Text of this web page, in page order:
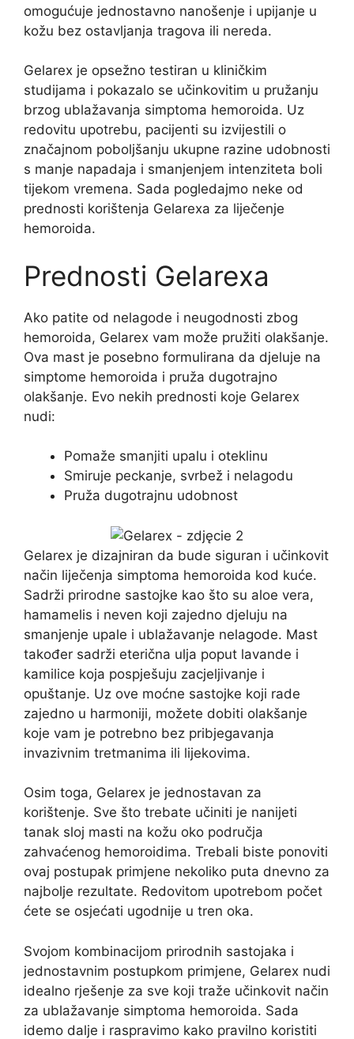
omogućuje jednostavno nanošenje i upijanje u
kožu bez ostavljanja tragova ili nereda.
Gelarex je opsežno testiran u kliničkim
studijama i pokazalo se učinkovitim u pružanju
brzog ublažavanja simptoma hemoroida. Uz
redovitu upotrebu, pacijenti su izvijestili o
značajnom poboljšanju ukupne razine udobnosti
s manje napadaja i smanjenjem intenziteta boli
tijekom vremena. Sada pogledajmo neke od
prednosti korištenja Gelarexa za liječenje
hemoroida.
Prednosti Gelarexa
Ako patite od nelagode i neugodnosti zbog
hemoroida, Gelarex vam može pružiti olakšanje.
Ova mast je posebno formulirana da djeluje na
simptome hemoroida i pruža dugotrajno
olakšanje. Evo nekih prednosti koje Gelarex
nudi:
Pomaže smanjiti upalu i oteklinu
Smiruje peckanje, svrbež i nelagodu
Pruža dugotrajnu udobnost
Gelarex je dizajniran da bude siguran i učinkovit
način liječenja simptoma hemoroida kod kuće.
Sadrži prirodne sastojke kao što su aloe vera,
hamamelis i neven koji zajedno djeluju na
smanjenje upale i ublažavanje nelagode. Mast
također sadrži eterična ulja poput lavande i
kamilice koja pospješuju zacjeljivanje i
opuštanje. Uz ove moćne sastojke koji rade
zajedno u harmoniji, možete dobiti olakšanje
koje vam je potrebno bez pribjegavanja
invazivnim tretmanima ili lijekovima.
Osim toga, Gelarex je jednostavan za
korištenje. Sve što trebate učiniti je nanijeti
tanak sloj masti na kožu oko područja
zahvaćenog hemoroidima. Trebali biste ponoviti
ovaj postupak primjene nekoliko puta dnevno za
najbolje rezultate. Redovitom upotrebom počet
ćete se osjećati ugodnije u tren oka.
Svojom kombinacijom prirodnih sastojaka i
jednostavnim postupkom primjene, Gelarex nudi
idealno rješenje za sve koji traže učinkovit način
za ublažavanje simptoma hemoroida. Sada
idemo dalje i raspravimo kako pravilno koristiti